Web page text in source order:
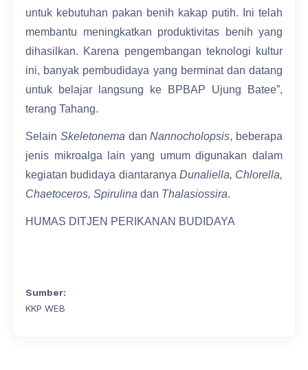
untuk kebutuhan pakan benih kakap putih. Ini telah
membantu meningkatkan produktivitas benih yang
dihasilkan. Karena pengembangan teknologi kultur
ini, banyak pembudidaya yang berminat dan datang
untuk belajar langsung ke BPBAP Ujung Batee”,
terang Tahang.
Selain Skeletonema danNannocholopsis, beberapa
jenis mikroalga lain yang umum digunakan dalam
kegiatan budidaya diantaranya Dunaliella, Chlorella,
Chaetoceros, Spirulina dan Thalasiossira.
HUMAS DITJEN PERIKANAN BUDIDAYA
Sumber:
KKP WEB